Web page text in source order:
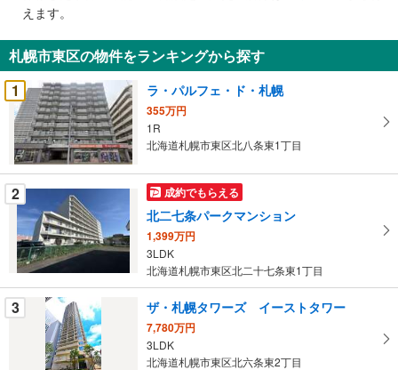
知
を
受
け
取
る
・
条
件
を
マ
イ
ペ
ー
ジ
えます。
札幌市東区の物件をランキングから探す
1
ラ・パルフェ・ド・札幌
355万円
1R
北海道札幌市東区北八条東1丁目
2 成約でもらえる
北二七条パークマンション
1,399万円
3LDK
北海道札幌市東区北二十七条東1丁目
3 ザ・札幌タワーズ イーストタワー
7,780万円
3LDK
北海道札幌市東区北六条東2丁目